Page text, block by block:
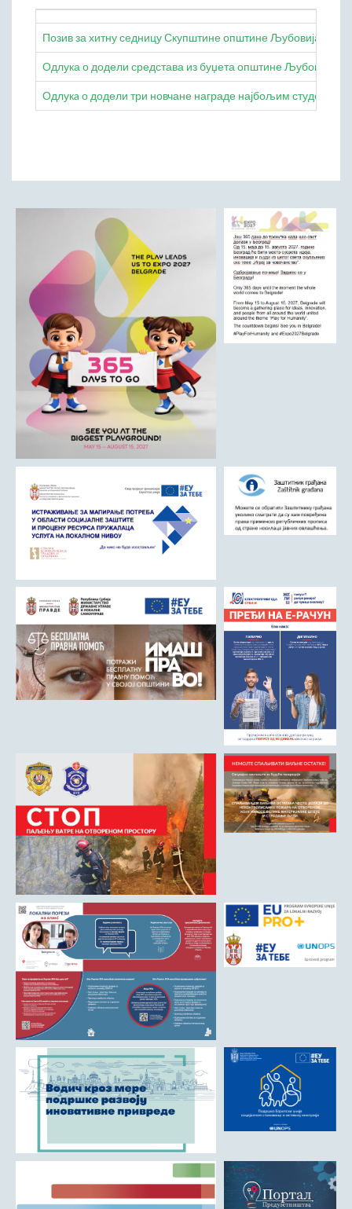
Састави Управних одбора и сталних радних тела
ПРИВРЕДА
Општи и просторни положај подручја општине
Развој и просторни размештај привреде
Индустрија
Саобраћај и везе
Трговинa
Угоститељство и туризам
Комунална делатност
Јавна предузећа
ДРУШТВО
Образовање
Здравствена заштита
Културни живот
Социјална заштита
Удружењa
Државна управа и администрација
ГАЛЕРИЈА
Љубовија некад
Природа у Азбуковици
ВЕСТИ
ТУРИЗАМ
Соко град
Мачков камен
Манастир Св. Николај Српски
Манастир Свете Тројице
Црква Светог Преображења
Црква Св. апостола Петра и Павла
Црква брвнара у Доњој Оровици
Дрина
Врхпоље - Етно село
Бобија
КОНТАКТ
Општина Љубовија
Установе од јавног значаја
АКТИ
Матична служба
Урбанизам и грађевинарство
Борачко-инвалидска заштита
Служба за пољопривреду, водопривреду и заштиту животне
Позив за хитну седницу Скупштине општине Љубовија
Одлука о додели средстава из буџета општине Љубовија
Одлукa о додели три новчане награде најбољим